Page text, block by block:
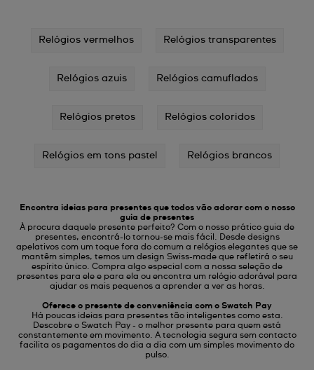
Relógios vermelhos Relógios transparentes
Relógios azuis Relógios camuflados
Relógios pretos Relógios coloridos
Relógios em tons pastel Relógios brancos
Encontra ideias para presentes que todos vão adorar com o nosso
guia de presentes
À procura daquele presente perfeito? Com o nosso prático guia de
presentes, encontrá-lo tornou-se mais fácil. Desde designs
apelativos com um toque fora do comum a relógios elegantes que se
mantêm simples, temos um design Swiss-made que refletirá o seu
espírito único. Compra algo especial com a nossa seleção de
presentes para ele e para ela ou encontra um relógio adorável para
ajudar os mais pequenos a aprender a ver as horas.
Oferece o presente de conveniência com o Swatch Pay
Há poucas ideias para presentes tão inteligentes como esta.
Descobre o Swatch Pay - o melhor presente para quem está
constantemente em movimento. A tecnologia segura sem contacto
facilita os pagamentos do dia a dia com um simples movimento do
pulso.